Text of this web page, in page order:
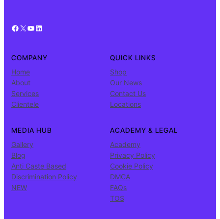
Facebook X YouTube LinkedIn
COMPANY
Home
About
Services
Clientele
QUICK LINKS
Shop
Our News
Contact Us
Locations
MEDIA HUB
Gallery
Blog
Anti Caste Based
Discrimination Policy
NEW
ACADEMY & LEGAL
Academy
Privacy Policy
Cookie Policy
DMCA
FAQs
TOS